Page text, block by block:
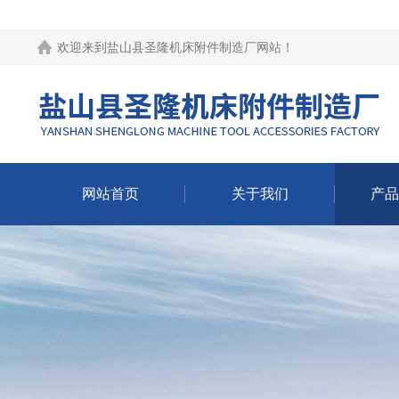
欢迎来到 盐山县圣隆机床附件制造厂网站 ！
网站首页 关于我们 产